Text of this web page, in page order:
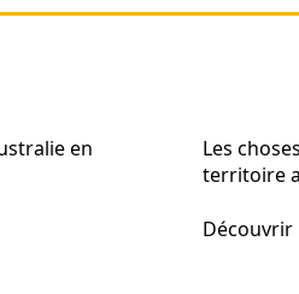
en
Les
territoire
Découvrir